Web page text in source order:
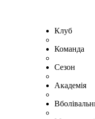
Клуб
Команда
Сезон
Академія